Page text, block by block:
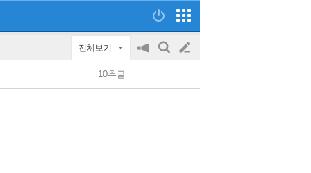
전체보기
공
on/off
검
글
쓰
10추글